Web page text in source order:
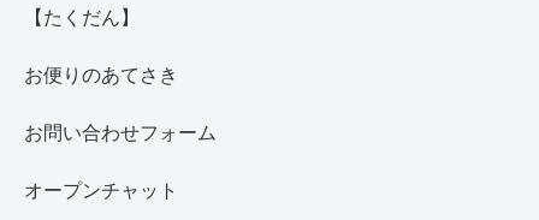
【たくだん】
お便りのあてさき
お問い合わせフォーム
オープンチャット